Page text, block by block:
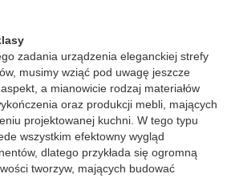
zadania urządzenia eleganckiej strefy
musimy wziąć pod uwagę jeszcze
a mianowicie rodzaj materiałów
oraz produkcji mebli, mających
projektowanej kuchni. W tego typu
wszystkim efektowny wygląd
dlatego przykłada się ogromną
tworzyw, mających budować